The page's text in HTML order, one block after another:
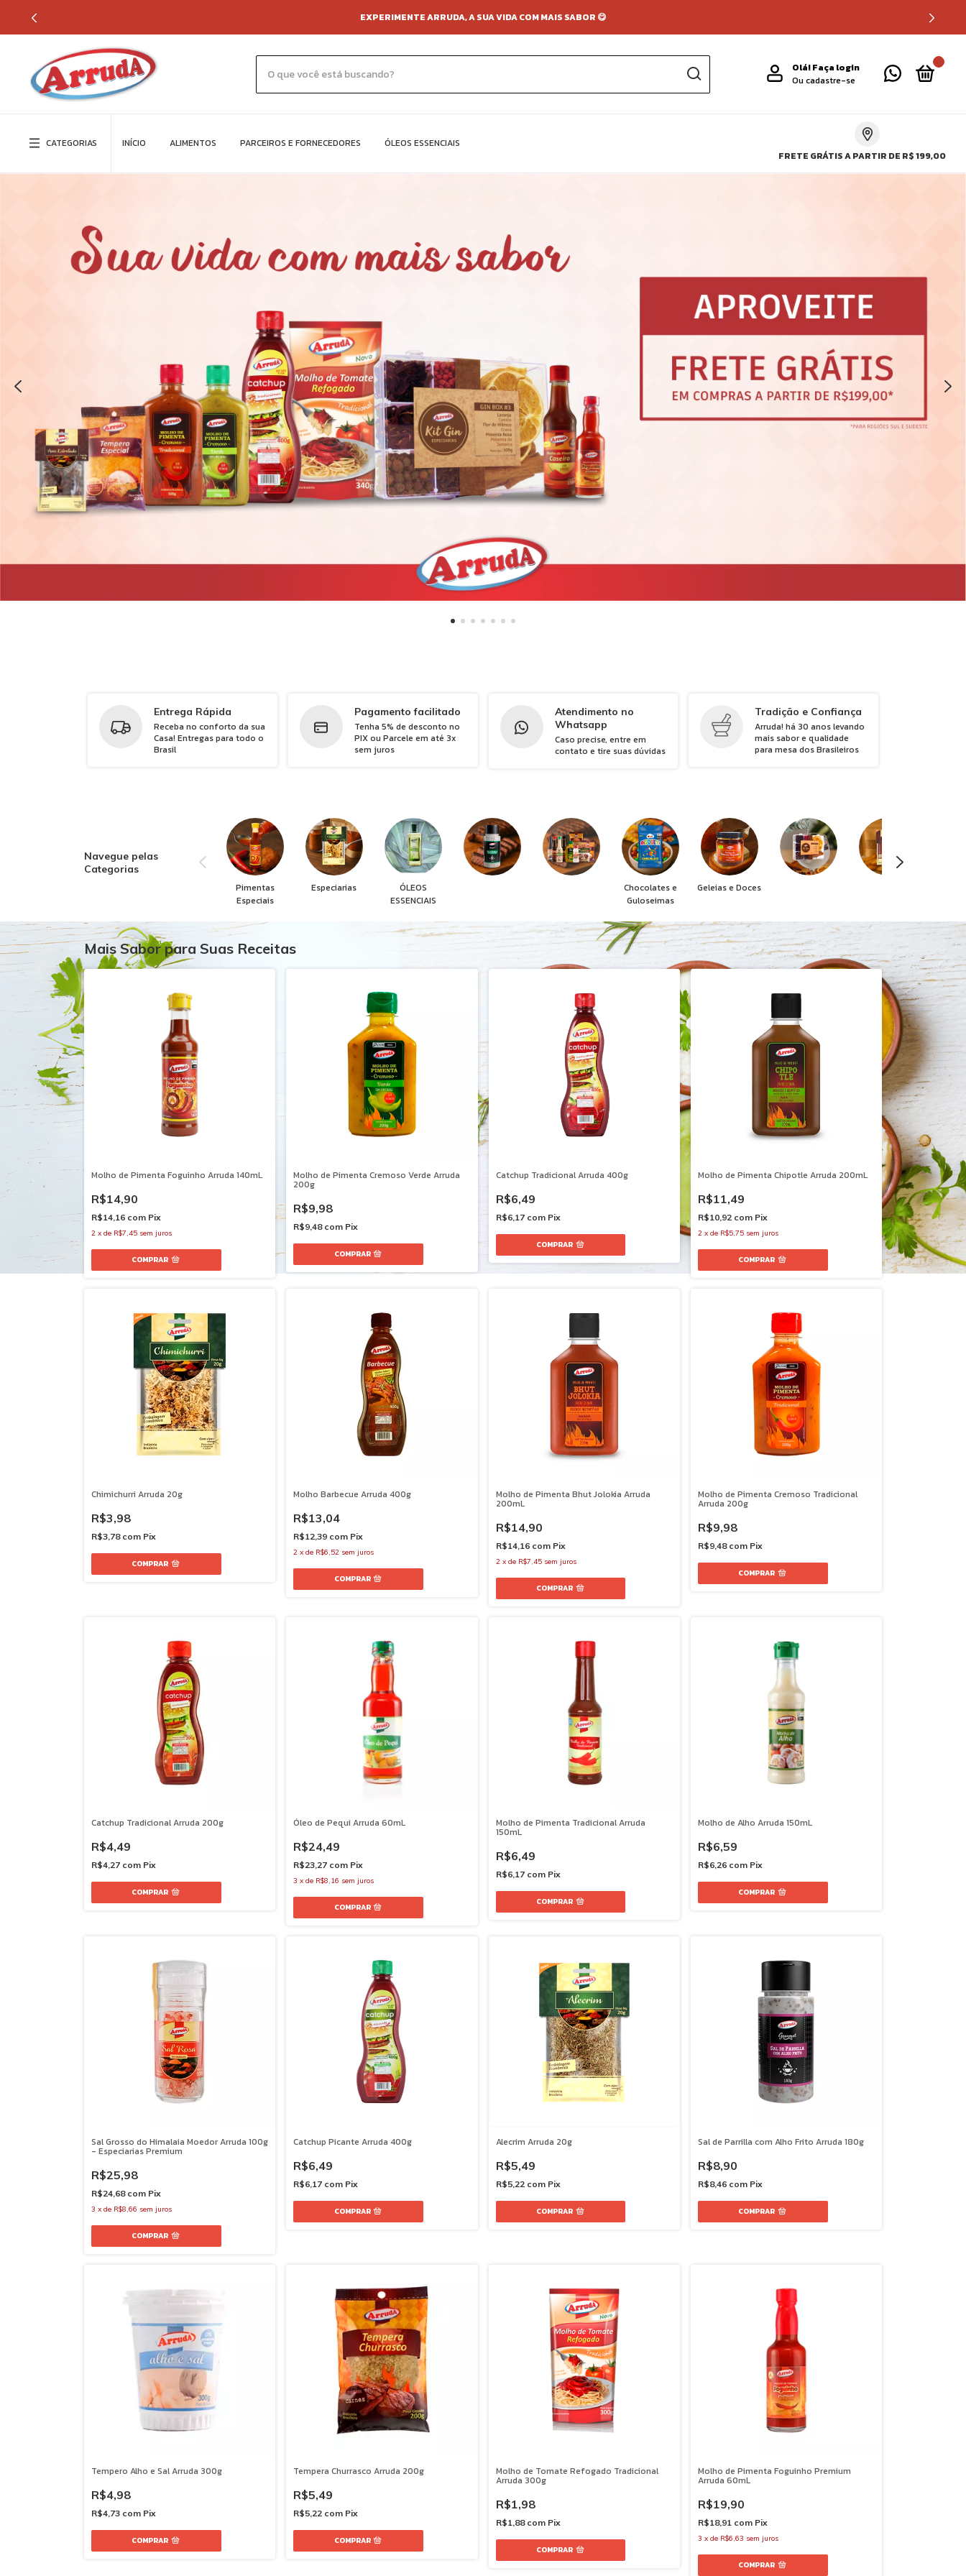
EXPERIMENTE ARRUDA, A SUA VIDA COM MAIS SABOR 😋
Olá!Faça login
Ou cadastre-se
CATEGORIAS INÍCIO ALIMENTOS PARCEIROS E FORNECEDORES
ÓLEOS ESSENCIAIS
FRETE GRÁTIS A PARTIR DE R$ 199,00
Entrega Rápida
Receba no conforto da sua
Casa! Entregas para todo o
Brasil
Pagamento facilitado
Tenha 5% de desconto no
PIX ou Parcele em até 3x
sem juros
Atendimento no
Whatsapp
Caso precise, entre em
contato e tire suas dúvidas
Tradição e Confiança
Arruda! há 30 anos levando
mais sabor e qualidade
para mesa dos Brasileiros
Navegue pelas
Categorias
Pimentas
Especiais
Especiarias
ÓLEOS
ESSENCIAIS
Chocolates e
Guloseimas
Geleias e Doces
Mais Sabor para Suas Receitas
Molho de Pimenta Foguinho Arruda 140mL
R$14,90
R$14,16 com Pix
2 x de R$7,45 sem juros
Molho de Pimenta Cremoso Verde Arruda
200g
R$9,98
R$9,48 com Pix
Catchup Tradicional Arruda 400g
R$6,49
R$6,17 com Pix
Molho de Pimenta Chipotle Arruda 200mL
R$11,49
R$10,92 com Pix
2 x de R$5,75 sem juros
Chimichurri Arruda 20g
R$3,98
R$3,78 com Pix
Molho Barbecue Arruda 400g
R$13,04
R$12,39 com Pix
2 xde R$6,52 sem juros
Molho de Pimenta Bhut Jolokia Arruda
200mL
R$14,90
R$14,16 com Pix
2 x de R$7,45 sem juros
Molho de Pimenta Cremoso Tradicional
Arruda 200g
R$9,98
R$9,48 com Pix
Catchup Tradicional Arruda 200g
R$4,49
R$4,27 com Pix
Óleo de Pequi Arruda 60mL
R$24,49
R$23,27 com Pix
3 xde R$8,16 sem juros
Molho de Pimenta Tradicional Arruda
150mL
R$6,49
R$6,17 com Pix
Molho de Alho Arruda 150mL
R$6,59
R$6,26 com Pix
Sal Grosso do Himalaia Moedor Arruda 100g
- Especiarias Premium
R$25,98
R$24,68 com Pix
3 x de R$8,66 sem juros
Catchup Picante Arruda 400g
R$6,49
R$6,17 com Pix
Alecrim Arruda 20g
R$5,49
R$5,22 com Pix
Sal de Parrilla com Alho Frito Arruda 180g
R$8,90
R$8,46 com Pix
Tempero Alho e Sal Arruda 300g
R$4,98
R$4,73 com Pix
Tempera Churrasco Arruda 200g
R$5,49
R$5,22 com Pix
Molho de Tomate Refogado Tradicional
Arruda 300g
R$1,98
R$1,88 com Pix
Molho de Pimenta Foguinho Premium
Arruda 60mL
R$19,90
R$18,91 com Pix
3 x de R$6,63 sem juros